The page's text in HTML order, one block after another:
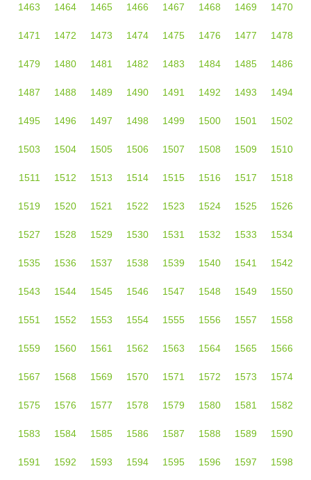
1463 1464 1465 1466 1467 1468 1469 1470
1471 1472 1473 1474 1475 1476 1477 1478
1479 1480 1481 1482 1483 1484 1485 1486
1487 1488 1489 1490 1491 1492 1493 1494
1495 1496 1497 1498 1499 1500 1501 1502
1503 1504 1505 1506 1507 1508 1509 1510
1511 1512 1513 1514 1515 1516 1517 1518
1519 1520 1521 1522 1523 1524 1525 1526
1527 1528 1529 1530 1531 1532 1533 1534
1535 1536 1537 1538 1539 1540 1541 1542
1543 1544 1545 1546 1547 1548 1549 1550
1551 1552 1553 1554 1555 1556 1557 1558
1559 1560 1561 1562 1563 1564 1565 1566
1567 1568 1569 1570 1571 1572 1573 1574
1575 1576 1577 1578 1579 1580 1581 1582
1583 1584 1585 1586 1587 1588 1589 1590
1591 1592 1593 1594 1595 1596 1597 1598